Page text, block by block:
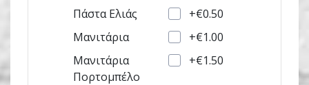
Πάστα Ελιάς
+€0.50
Μανιτάρια
+€1.00
Μανιτάρια
Πορτομπέλο
+€1.50